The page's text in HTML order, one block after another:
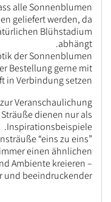
alle Sonnenblumen
geliefert werden, da
Blühstadium
abhängt.
der Sonnenblumen
Bestellung gerne mit
in Verbindung setzen.
Veranschaulichung.
dienen nur als
Inspirationsbeispiele.
“eins zu eins”
einen ähnlichen
Ambiente kreieren –
und beeindruckender.